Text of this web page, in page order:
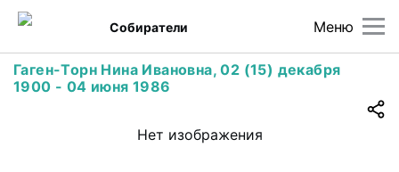
Меню
Собиратели
Гаген-Торн Нина Ивановна, 02 (15) декабря
1900 - 04 июня 1986
Нет изображения